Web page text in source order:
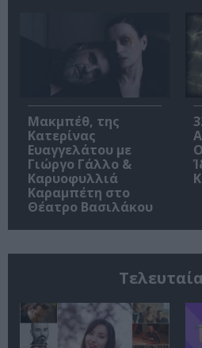
Μακμπέθ, της
Κατερίνας
Ευαγγελάτου με
Γιώργο Γάλλο &
Καρυοφυλλιά
Καραμπέτη στο
Θέατρο Βασιλάκου